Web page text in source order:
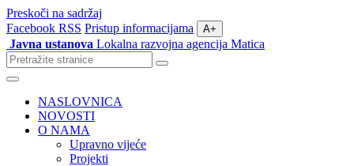
Preskoči na sadržaj
Facebook RSS Pristup informacijama A+
Javna ustanova Lokalna razvojna agencija Matica
Pretraži
stranice
Izbornik
NASLOVNICA
NOVOSTI
O NAMA
Upravno vijeće
Projekti